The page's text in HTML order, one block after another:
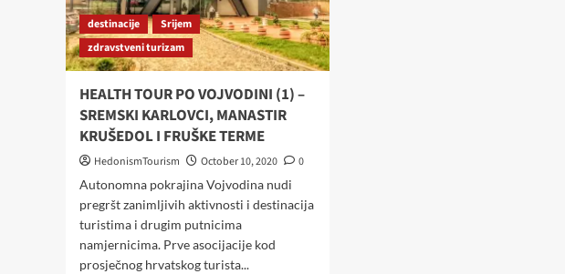
destinacije
Srijem
zdravstveni turizam
HEALTH TOUR PO VOJVODINI (1) –
SREMSKI KARLOVCI, MANASTIR
KRUŠEDOL I FRUŠKE TERME
HedonismTourism October 10, 2020
0
Autonomna pokrajina Vojvodina nudi
pregršt zanimljivih aktivnosti i destinacija
turistima i drugim putnicima
namjernicima. Prve asocijacije kod
prosječnog hrvatskog turista...